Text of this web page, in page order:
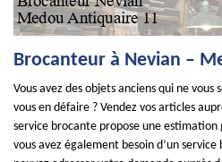
Brocanteur à Nevian –
Vous avez des objets anciens qui ne
vous en défaire ? Vendez vos articles
service brocante propose une
vous avez également besoin d’un